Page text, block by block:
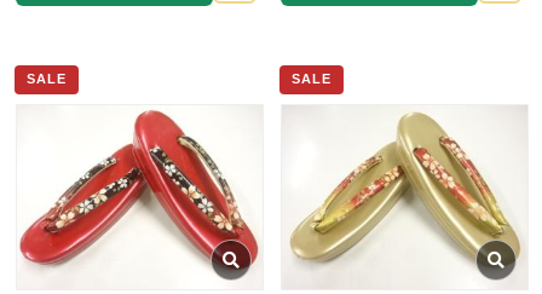
SALE SALE